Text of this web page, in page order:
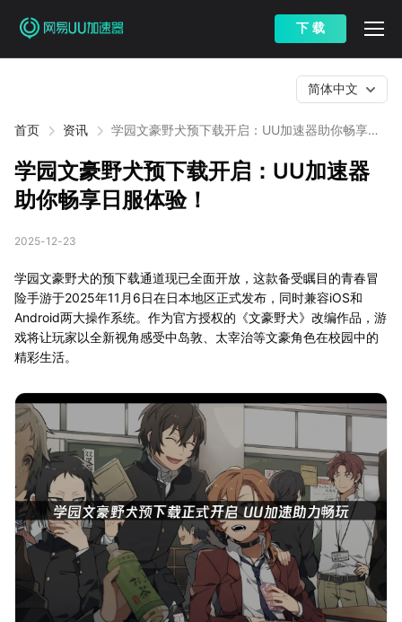
下 载
首页 资讯
学园文豪野犬预下载开启：UU加速器助你畅享日
简体中文
学园文豪野犬预下载开启：UU加速器
助你畅享日服体验！
2025-12-23
学园文豪野犬的预下载通道现已全面开放，这款备受瞩目的青春冒
险手游于2025年11月6日在日本地区正式发布，同时兼容iOS和
Android两大操作系统。作为官方授权的《文豪野犬》改编作品，游
戏将让玩家以全新视角感受中岛敦、太宰治等文豪角色在校园中的
精彩生活。